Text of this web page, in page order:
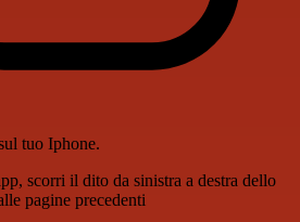
tuo Iphone.
scorri il dito da sinistra a destra dello
pagine precedenti